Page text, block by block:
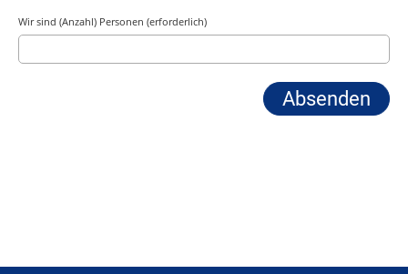
Wir sind (Anzahl) Personen (erforderlich)